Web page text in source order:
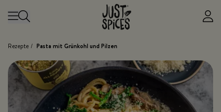
Rezepte / Pasta mit Grünkohl und Pilzen